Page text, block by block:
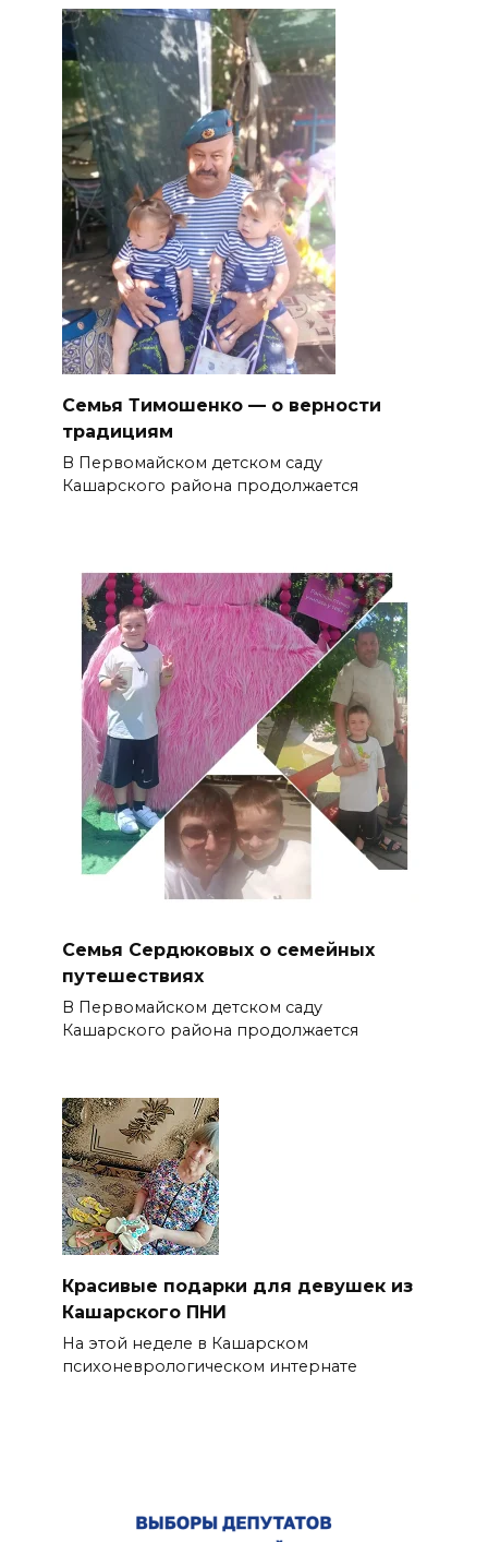
Семья Тимошенко — о верности
традициям
В Первомайском детском саду
Кашарского района продолжается
Семья Сердюковых о семейных
путешествиях
В Первомайском детском саду
Кашарского района продолжается
Красивые подарки для девушек из
Кашарского ПНИ
На этой неделе в Кашарском
психоневрологическом интернате